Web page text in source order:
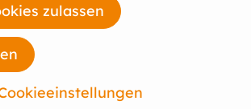
verzehrt. Sowohl im Salat
und Lorbeerblätter. In
vor. In einigen Regionen
Zutaten wie Natron.
Sauerbraten sowie zu Wild
zulassen